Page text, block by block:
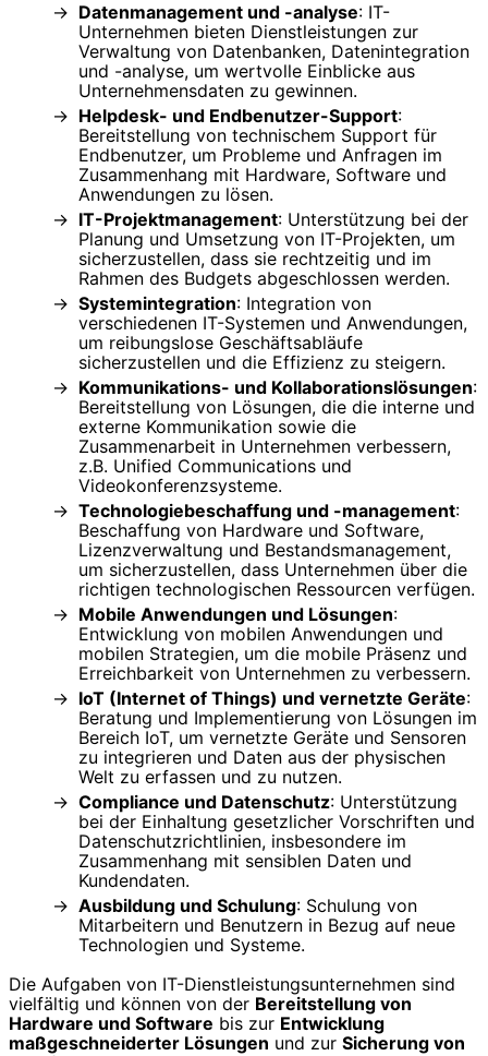
Datenmanagement und -analyse: IT-
Unternehmen bieten Dienstleistungen zur
Verwaltung von Datenbanken, Datenintegration
und -analyse, um wertvolle Einblicke aus
Unternehmensdaten zu gewinnen.
Helpdesk- und Endbenutzer-Support:
Bereitstellung von technischem Support für
Endbenutzer, um Probleme und Anfragen im
Zusammenhang mit Hardware, Software und
Anwendungen zu lösen.
IT-Projektmanagement: Unterstützung bei der
Planung und Umsetzung von IT-Projekten, um
sicherzustellen, dass sie rechtzeitig und im
Rahmen des Budgets abgeschlossen werden.
Systemintegration: Integration von
verschiedenen IT-Systemen und Anwendungen,
um reibungslose Geschäftsabläufe
sicherzustellen und die Effizienz zu steigern.
Kommunikations- und Kollaborationslösungen:
Bereitstellung von Lösungen, die die interne und
externe Kommunikation sowie die
Zusammenarbeit in Unternehmen verbessern,
z.B. Unified Communications und
Videokonferenzsysteme.
Technologiebeschaffung und -management:
Beschaffung von Hardware und Software,
Lizenzverwaltung und Bestandsmanagement,
um sicherzustellen, dass Unternehmen über die
richtigen technologischen Ressourcen verfügen.
Mobile Anwendungen und Lösungen:
Entwicklung von mobilen Anwendungen und
mobilen Strategien, um die mobile Präsenz und
Erreichbarkeit von Unternehmen zu verbessern.
IoT (Internet of Things) und vernetzte Geräte:
Beratung und Implementierung von Lösungen im
Bereich IoT, um vernetzte Geräte und Sensoren
zu integrieren und Daten aus der physischen
Welt zu erfassen und zu nutzen.
Compliance und Datenschutz: Unterstützung
bei der Einhaltung gesetzlicher Vorschriften und
Datenschutzrichtlinien, insbesondere im
Zusammenhang mit sensiblen Daten und
Kundendaten.
Ausbildung und Schulung: Schulung von
Mitarbeitern und Benutzern in Bezug auf neue
Technologien und Systeme.
Die Aufgaben von IT-Dienstleistungsunternehmen sind
vielfältig und können von der Bereitstellung von
Hardware und Software bis zur Entwicklung
maßgeschneiderter Lösungen und zur Sicherung von